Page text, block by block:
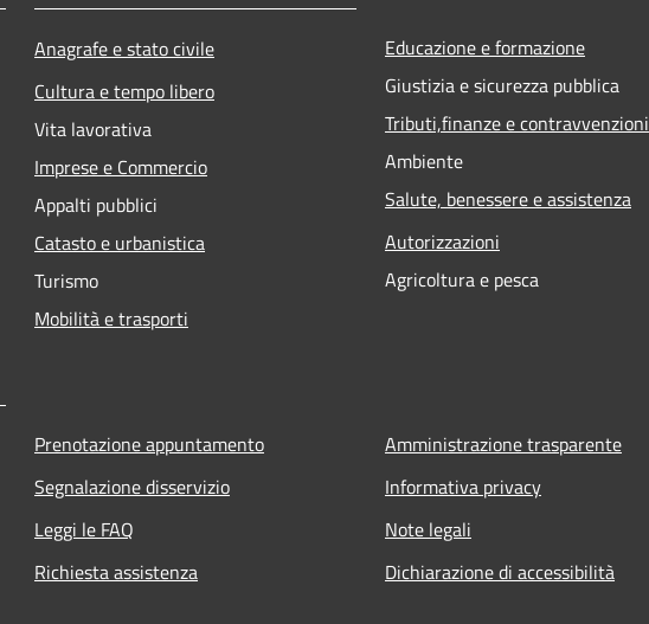
Anagrafe e stato civile
Cultura e tempo libero
Vita lavorativa
Imprese e Commercio
Appalti pubblici
Catasto e urbanistica
Turismo
Mobilità e trasporti
Educazione e formazione
Giustizia e sicurezza pubblica
Tributi,finanze e contravvenzioni
Ambiente
Salute, benessere e assistenza
Autorizzazioni
Agricoltura e pesca
Prenotazione appuntamento
Segnalazione disservizio
Leggi le FAQ
Richiesta assistenza
Amministrazione trasparente
Informativa privacy
Note legali
Dichiarazione di accessibilità